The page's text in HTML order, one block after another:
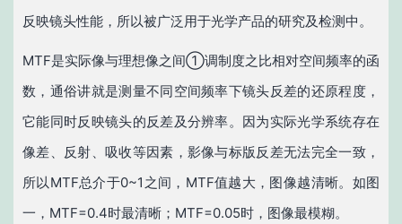
反映镜头性能，所以被广泛用于光学产品的研究及检测中。
MTF是实际像与理想像之间①调制度之比相对空间频率的函
数，通俗讲就是测量不同空间频率下镜头反差的还原程度，
它能同时反映镜头的反差及分辨率。因为实际光学系统存在
像差、反射、吸收等因素，影像与标版反差无法完全一致，
所以MTF总介于0~1之间，MTF值越大，图像越清晰。如图
一，MTF=0.4时最清晰；MTF=0.05时，图像最模糊。